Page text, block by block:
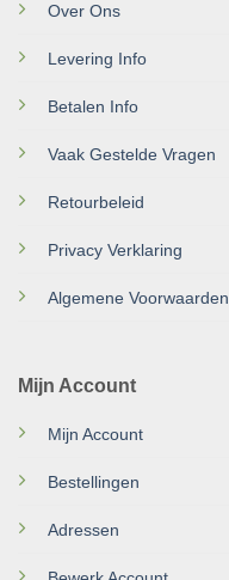
Over Ons
Levering Info
Betalen Info
Vaak Gestelde Vragen
Retourbeleid
Privacy Verklaring
Algemene Voorwaarden
Mijn Account
Mijn Account
Bestellingen
Adressen